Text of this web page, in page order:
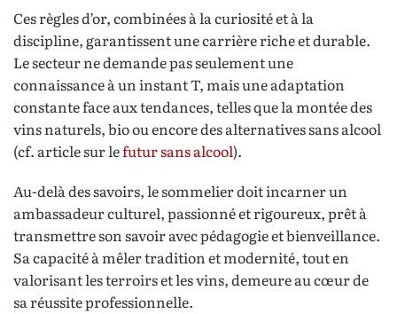
Ces règles d’or, combinées à la curiosité et à la
discipline, garantissent une carrière riche et durable.
Le secteur ne demande pas seulement une
connaissance à un instant T, mais une adaptation
constante face aux tendances, telles que la montée des
vins naturels, bio ou encore des alternatives sans alcool
(cf. article sur lefutur sans alcool).
Au-delà des savoirs, le sommelier doit incarner un
ambassadeur culturel, passionné et rigoureux, prêt à
transmettre son savoir avec pédagogie et bienveillance.
Sa capacité à mêler tradition et modernité, tout en
valorisant les terroirs et les vins, demeure au cœur de
sa réussite professionnelle.